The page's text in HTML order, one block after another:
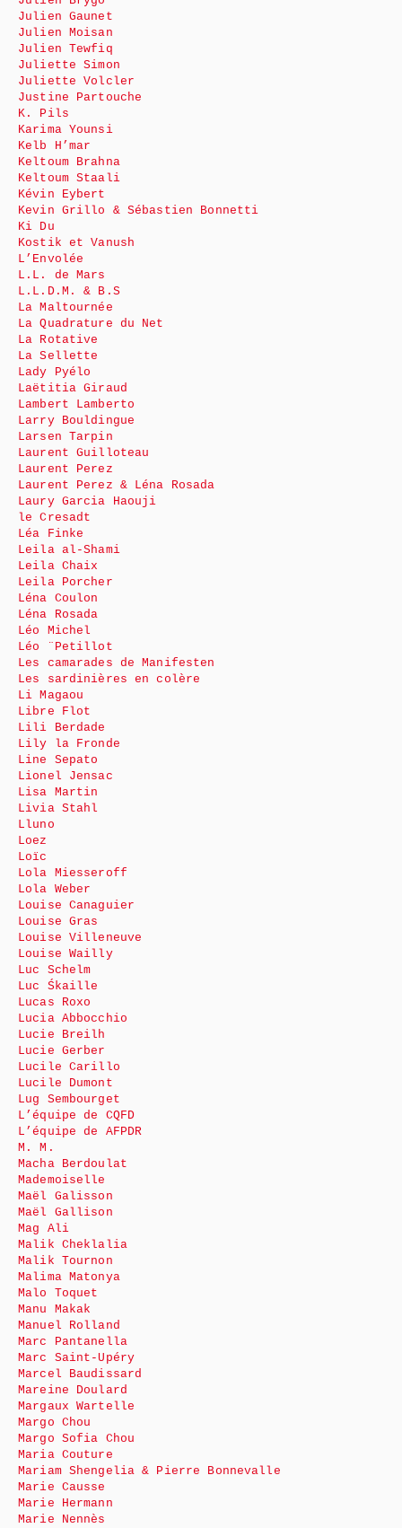
Julien Gaunet
Julien Moisan
Julien Tewfiq
Juliette Simon
Juliette Volcler
Justine Partouche
K. Pils
Karima Younsi
Kelb H’mar
Keltoum Brahna
Keltoum Staali
Kévin Eybert
Kevin Grillo & Sébastien Bonnetti
Ki Du
Kostik et Vanush
L’Envolée
L.L. de Mars
L.L.D.M. & B.S
La Maltournée
La Quadrature du Net
La Rotative
La Sellette
Lady Pyélo
Laëtitia Giraud
Lambert Lamberto
Larry Bouldingue
Larsen Tarpin
Laurent Guilloteau
Laurent Perez
Laurent Perez & Léna Rosada
Laury Garcia Haouji
le Cresadt
Léa Finke
Leila al-Shami
Leila Chaix
Leila Porcher
Léna Coulon
Léna Rosada
Léo Michel
Léo ¨Petillot
Les camarades de Manifesten
Les sardinières en colère
Li Magaou
Libre Flot
Lili Berdade
Lily la Fronde
Line Sepato
Lionel Jensac
Lisa Martin
Livia Stahl
Lluno
Loez
Loïc
Lola Miesseroff
Lola Weber
Louise Canaguier
Louise Gras
Louise Villeneuve
Louise Wailly
Luc Schelm
Luc Śkaille
Lucas Roxo
Lucia Abbocchio
Lucie Breilh
Lucie Gerber
Lucile Carillo
Lucile Dumont
Lug Sembourget
L’équipe de CQFD
L’équipe de AFPDR
M. M.
Macha Berdoulat
Mademoiselle
Maël Galisson
Maël Gallison
Mag Ali
Malik Cheklalia
Malik Tournon
Malima Matonya
Malo Toquet
Manu Makak
Manuel Rolland
Marc Pantanella
Marc Saint-Upéry
Marcel Baudissard
Mareine Doulard
Margaux Wartelle
Margo Chou
Margo Sofia Chou
Maria Couture
Mariam Shengelia & Pierre Bonnevalle
Marie Causse
Marie Hermann
Marie Nennès